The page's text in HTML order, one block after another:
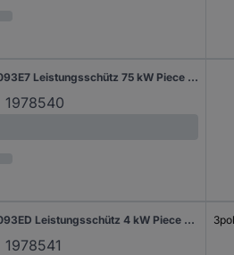
Schneider Electric LC1D093E7 Leistungsschütz 75 kW Piece 1 St.
1978540
Schneider Electric LC1D093ED Leistungsschütz 4 kW Piece 1 St.
1978541